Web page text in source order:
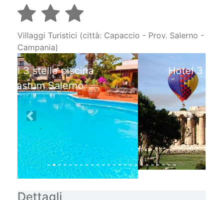
Villaggi Turistici (città: Capaccio - Prov. Salerno -
Campania)
Hotel 3 stelle vicino Templi
di Peastum
Previous Next